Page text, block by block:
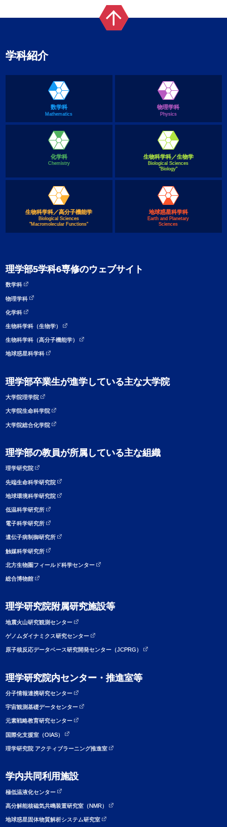
学科紹介
数学科
Mathematics
物理学科
Physics
化学科
Chemistry
生物科学科／生物学
Biological Sciences
"Biology"
生物科学科／高分子機能学
Biological Sciences
"Macromolecular Functions"
地球惑星科学科
Earth and Planetary
Sciences
理学部5学科6専修のウェブサイト
数学科
物理学科
化学科
生物科学科（生物学）
生物科学科（高分子機能学）
地球惑星科学科
理学部卒業生が進学している主な大学院
大学院理学院
大学院生命科学院
大学院総合化学院
理学部の教員が所属している主な組織
理学研究院
先端生命科学研究院
地球環境科学研究院
低温科学研究所
電子科学研究所
遺伝子病制御研究所
触媒科学研究所
北方生物圏フィールド科学センター
総合博物館
理学研究院附属研究施設等
地震火山研究観測センター
ゲノムダイナミクス研究センター
原子核反応データベース研究開発センター（JCPRG）
理学研究院内センター・推進室等
分子情報連携研究センター
宇宙観測基礎データセンター
元素戦略教育研究センター
国際化支援室（OIAS）
理学研究院 アクティブラーニング推進室
学内共同利用施設
極低温液化センター
高分解能核磁気共鳴装置研究室（NMR）
地球惑星固体物質解析システム研究室